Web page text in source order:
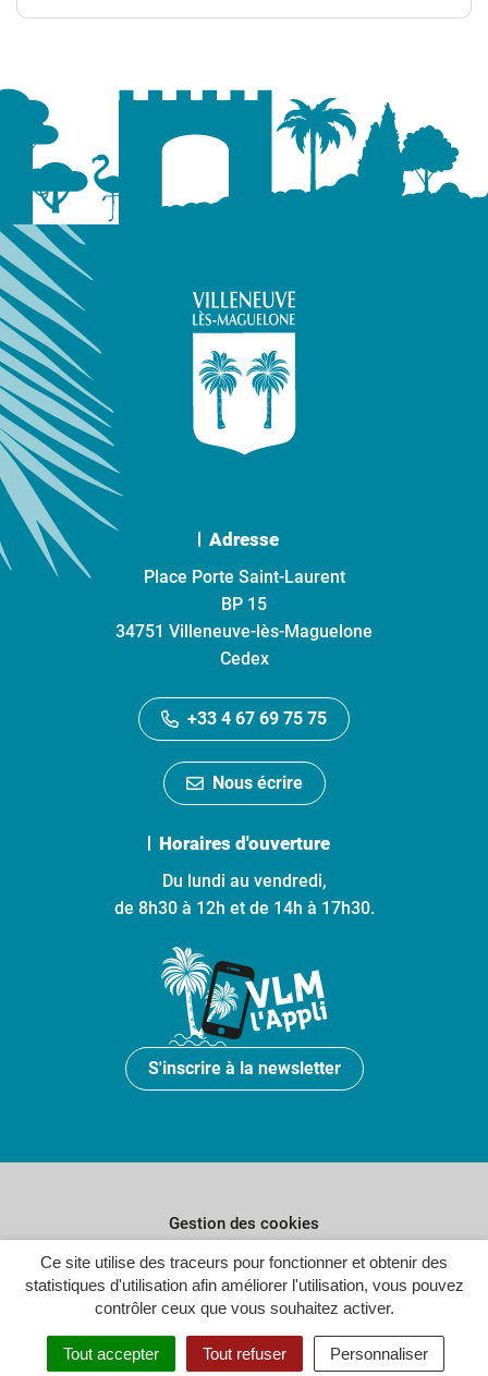
Ce site utilise des traceurs pour fonctionner et obtenir des
statistiques d'utilisation afin améliorer l'utilisation, vous pouvez
contrôler ceux que vous souhaitez activer.
Tout accepter Tout refuser Personnaliser
Adresse
Place Porte Saint-Laurent
BP 15
34751 Villeneuve-lès-Maguelone
Cedex
+33 4 67 69 75 75
Nous écrire
Horaires d'ouverture
Du lundi au vendredi,
de 8h30 à 12h et de 14h à 17h30.
S'inscrire à la newsletter
Gestion des cookies
Plan du site
Politique de confidentialité
Crédits